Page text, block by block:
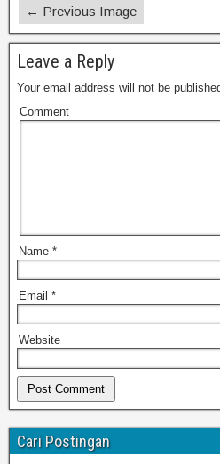
← Previous Image
Leave a Reply
Your email address will not be
Comment
Name *
Email *
Website
Cari Postingan